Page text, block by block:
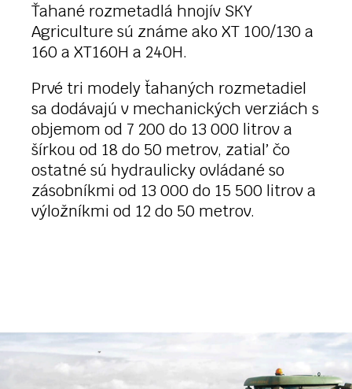
Ťahané rozmetadlá hnojív SKY
Agriculture sú známe ako XT 100/130 a
160 a XT160H a 240H.
Prvé tri modely ťahaných rozmetadiel
sa dodávajú v mechanických verziách s
objemom od 7 200 do 13 000 litrov a
šírkou od 18 do 50 metrov, zatiaľ čo
ostatné sú hydraulicky ovládané so
zásobníkmi od 13 000 do 15 500 litrov a
výložníkmi od 12 do 50 metrov.